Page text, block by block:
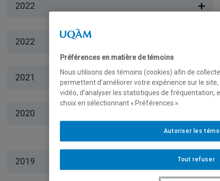
2022
2022
2021
2020
2019
Préférences en matière de témoins
Nous utilisons des témoins (cookies) afin de
permettent d’améliorer votre expérience sur le
vidéo, d’analyser les statistiques de fréquentation,
choix en sélectionnant « Préférences ».
Tout refuser
Autoriser les